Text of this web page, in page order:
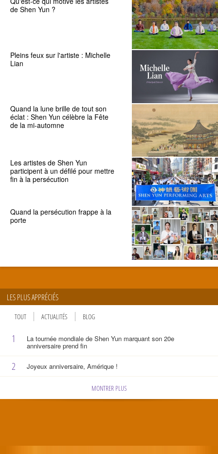
de Shen Yun ?
Pleins feux sur l'artiste : Michelle
Lian
Quand la lune brille de tout son
éclat : Shen Yun célèbre la Fête
de la mi-automne
Les artistes de Shen Yun
participent à un défilé pour mettre
fin à la persécution
Quand la persécution frappe à la
porte
LES PLUS APPRÉCIÉS
TOUT ACTUALITÉS BLOG
1 La tournée mondiale de Shen Yun marquant son 20e
anniversaire prend fin
2 Joyeux anniversaire, Amérique !
MONTRER PLUS